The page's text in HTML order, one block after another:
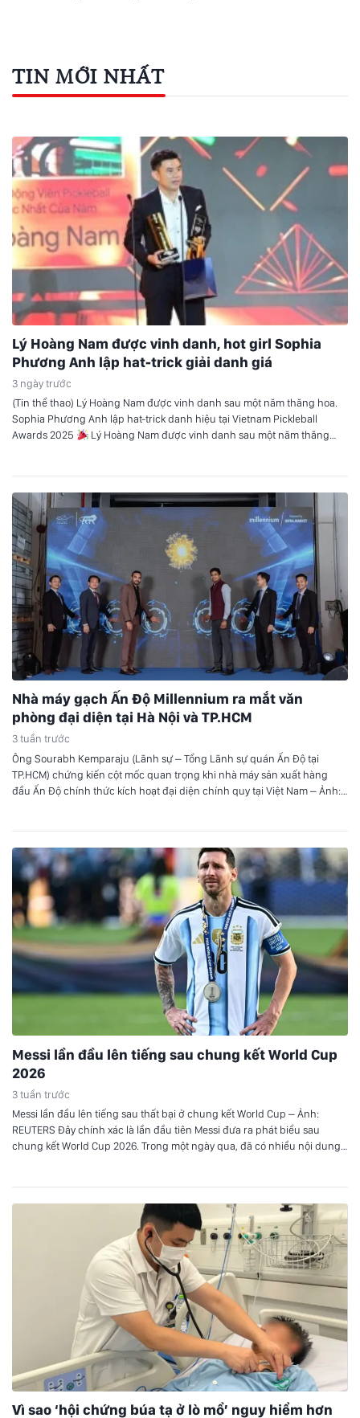
TIN MỚI NHẤT
Lý Hoàng Nam được vinh danh, hot girl Sophia
Phương Anh lập hat-trick giải danh giá
3 ngày trước
(Tin thể thao) Lý Hoàng Nam được vinh danh sau một năm thăng hoa.
Sophia Phương Anh lập hat-trick danh hiệu tại Vietnam Pickleball
Awards 2025
Lý Hoàng Nam được vinh danh sau một năm thăng
Nhà máy gạch Ấn Độ Millennium ra mắt văn
phòng đại diện tại Hà Nội và TP.HCM
3 tuần trước
Ông Sourabh Kemparaju (Lãnh sự – Tổng Lãnh sự quán Ấn Độ tại
TP.HCM) chứng kiến cột mốc quan trọng khi nhà máy sản xuất hàng
đầu Ấn Độ chính thức kích hoạt đại diện chính quy tại Việt Nam – Ảnh:
Messi lần đầu lên tiếng sau chung kết World Cup
2026
3 tuần trước
Messi lần đầu lên tiếng sau thất bại ở chung kết World Cup – Ảnh:
REUTERS Đây chính xác là lần đầu tiên Messi đưa ra phát biểu sau
chung kết World Cup 2026. Trong một ngày qua, đã có nhiều nội dung
Vì sao ‘hội chứng búa tạ ở lò mổ’ nguy hiểm hơn